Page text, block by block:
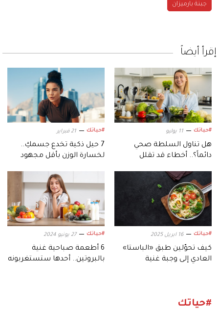
جبنة بارميزان
إقرأ أيضاً
#حياتك 11 يوليو
هل تناول السلطة صحي
دائماً؟.. أخطاء قد تقلل
#حياتك 21 فبراير
7 حيل ذكية تخدع جسمكِ..
لخسارة الوزن بأقل مجهود
#حياتك 16 ابريل 2025
كيف تحوّلين طبق «الباستا»
العادي إلى وجبة غنية
#حياتك 27 يونيو 2024
6 أطعمة صباحية غنية
بالبروتين.. أحدها ستستغربونه
#حياتك